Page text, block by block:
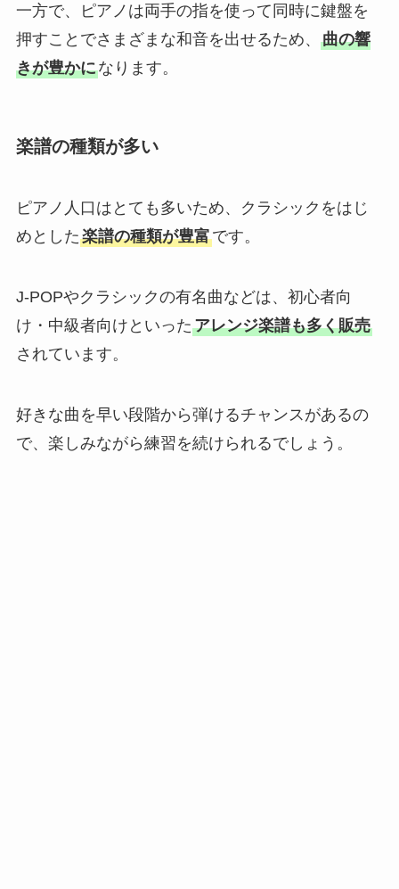
一方で、ピアノは両手の指を使って同時に鍵盤を
押すことでさまざまな和音を出せるため、 曲の響
きが豊かになります。
楽譜の種類が多い
ピアノ人口はとても多いため、クラシックをはじ
めとした楽譜の種類が豊富です。
J-POPやクラシックの有名曲などは、初心者向
け・中級者向けといったアレンジ楽譜も多く販売
されています。
好きな曲を早い段階から弾けるチャンスがあるの
で、楽しみながら練習を続けられるでしょう。